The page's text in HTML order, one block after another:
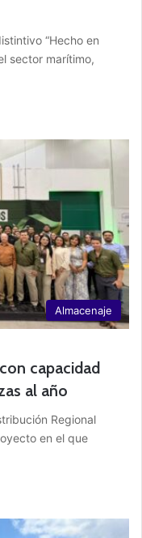
“Hecho en
sector marítimo,
Almacenaje
capacidad
al año
Regional
en el que